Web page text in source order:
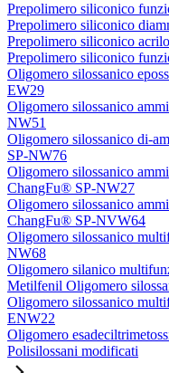
Prepolimero siliconico
Prepolimero siliconico
Prepolimero siliconico
Prepolimero siliconico
Oligomero silossanico
EW29
Oligomero silossanico
NW51
Oligomero silossanico di-
SP-NW76
Oligomero silossanico
ChangFu® SP-NW27
Oligomero silossanico
ChangFu® SP-NVW64
Oligomero silossanico
NW68
Oligomero silanico
Metilfenil Oligomero
Oligomero silossanico
ENW22
Oligomero
Polisilossani modificati